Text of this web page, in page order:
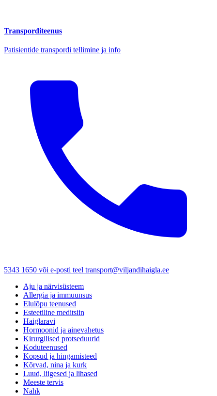
Transporditeenus
Patisientide transpordi tellimine ja info
5343 1650 või e-posti teel transport@viljandihaigla.ee
Aju ja närvisüsteem
Allergia ja immuunsus
Elulõpu teenused
Esteetiline meditsiin
Haiglaravi
Hormoonid ja ainevahetus
Kirurgilised protseduurid
Koduteenused
Kopsud ja hingamisteed
Kõrvad, nina ja kurk
Luud, liigesed ja lihased
Meeste tervis
Nahk